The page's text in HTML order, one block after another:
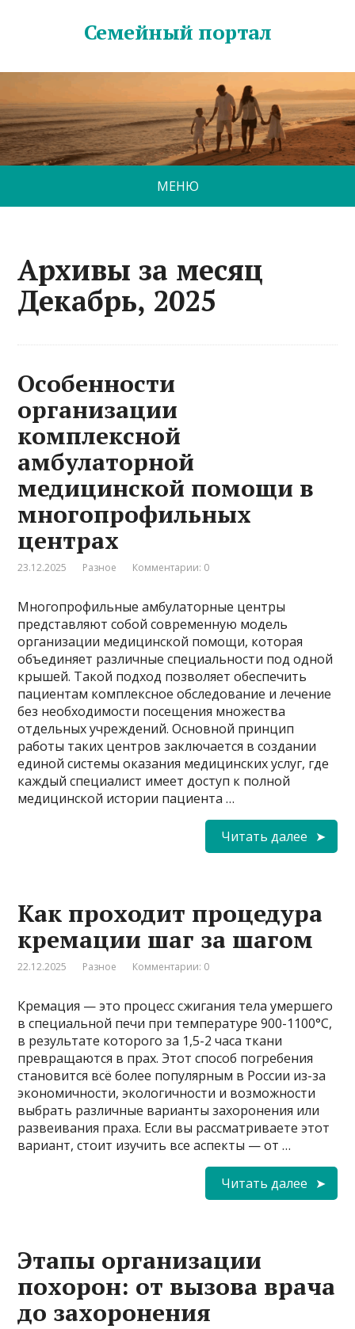
Семейный портал
МЕНЮ
Архивы за месяц
Декабрь, 2025
Особенности
организации
комплексной
амбулаторной
медицинской помощи в
многопрофильных
центрах
23.12.2025 Разное Комментарии: 0
Многопрофильные амбулаторные центры
представляют собой современную модель
организации медицинской помощи, которая
объединяет различные специальности под одной
крышей. Такой подход позволяет обеспечить
пациентам комплексное обследование и лечение
без необходимости посещения множества
отдельных учреждений. Основной принцип
работы таких центров заключается в создании
единой системы оказания медицинских услуг, где
каждый специалист имеет доступ к полной
медицинской истории пациента …
Читать далее
Как проходит процедура
кремации шаг за шагом
22.12.2025 Разное Комментарии: 0
Кремация — это процесс сжигания тела умершего
в специальной печи при температуре 900-1100°C,
в результате которого за 1,5-2 часа ткани
превращаются в прах. Этот способ погребения
становится всё более популярным в России из-за
экономичности, экологичности и возможности
выбрать различные варианты захоронения или
развеивания праха. Если вы рассматриваете этот
вариант, стоит изучить все аспекты — от …
Читать далее
Этапы организации
похорон: от вызова врача
до захоронения